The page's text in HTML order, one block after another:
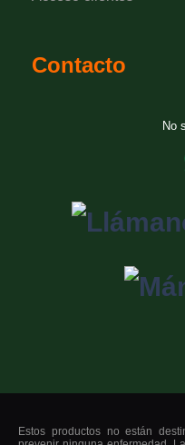
Contacto
No
Estos productos no están